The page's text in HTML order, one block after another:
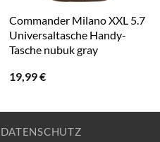
Commander Milano XXL 5.7
Universaltasche Handy-
Tasche nubuk gray
19,99€
DATENSCHUTZ